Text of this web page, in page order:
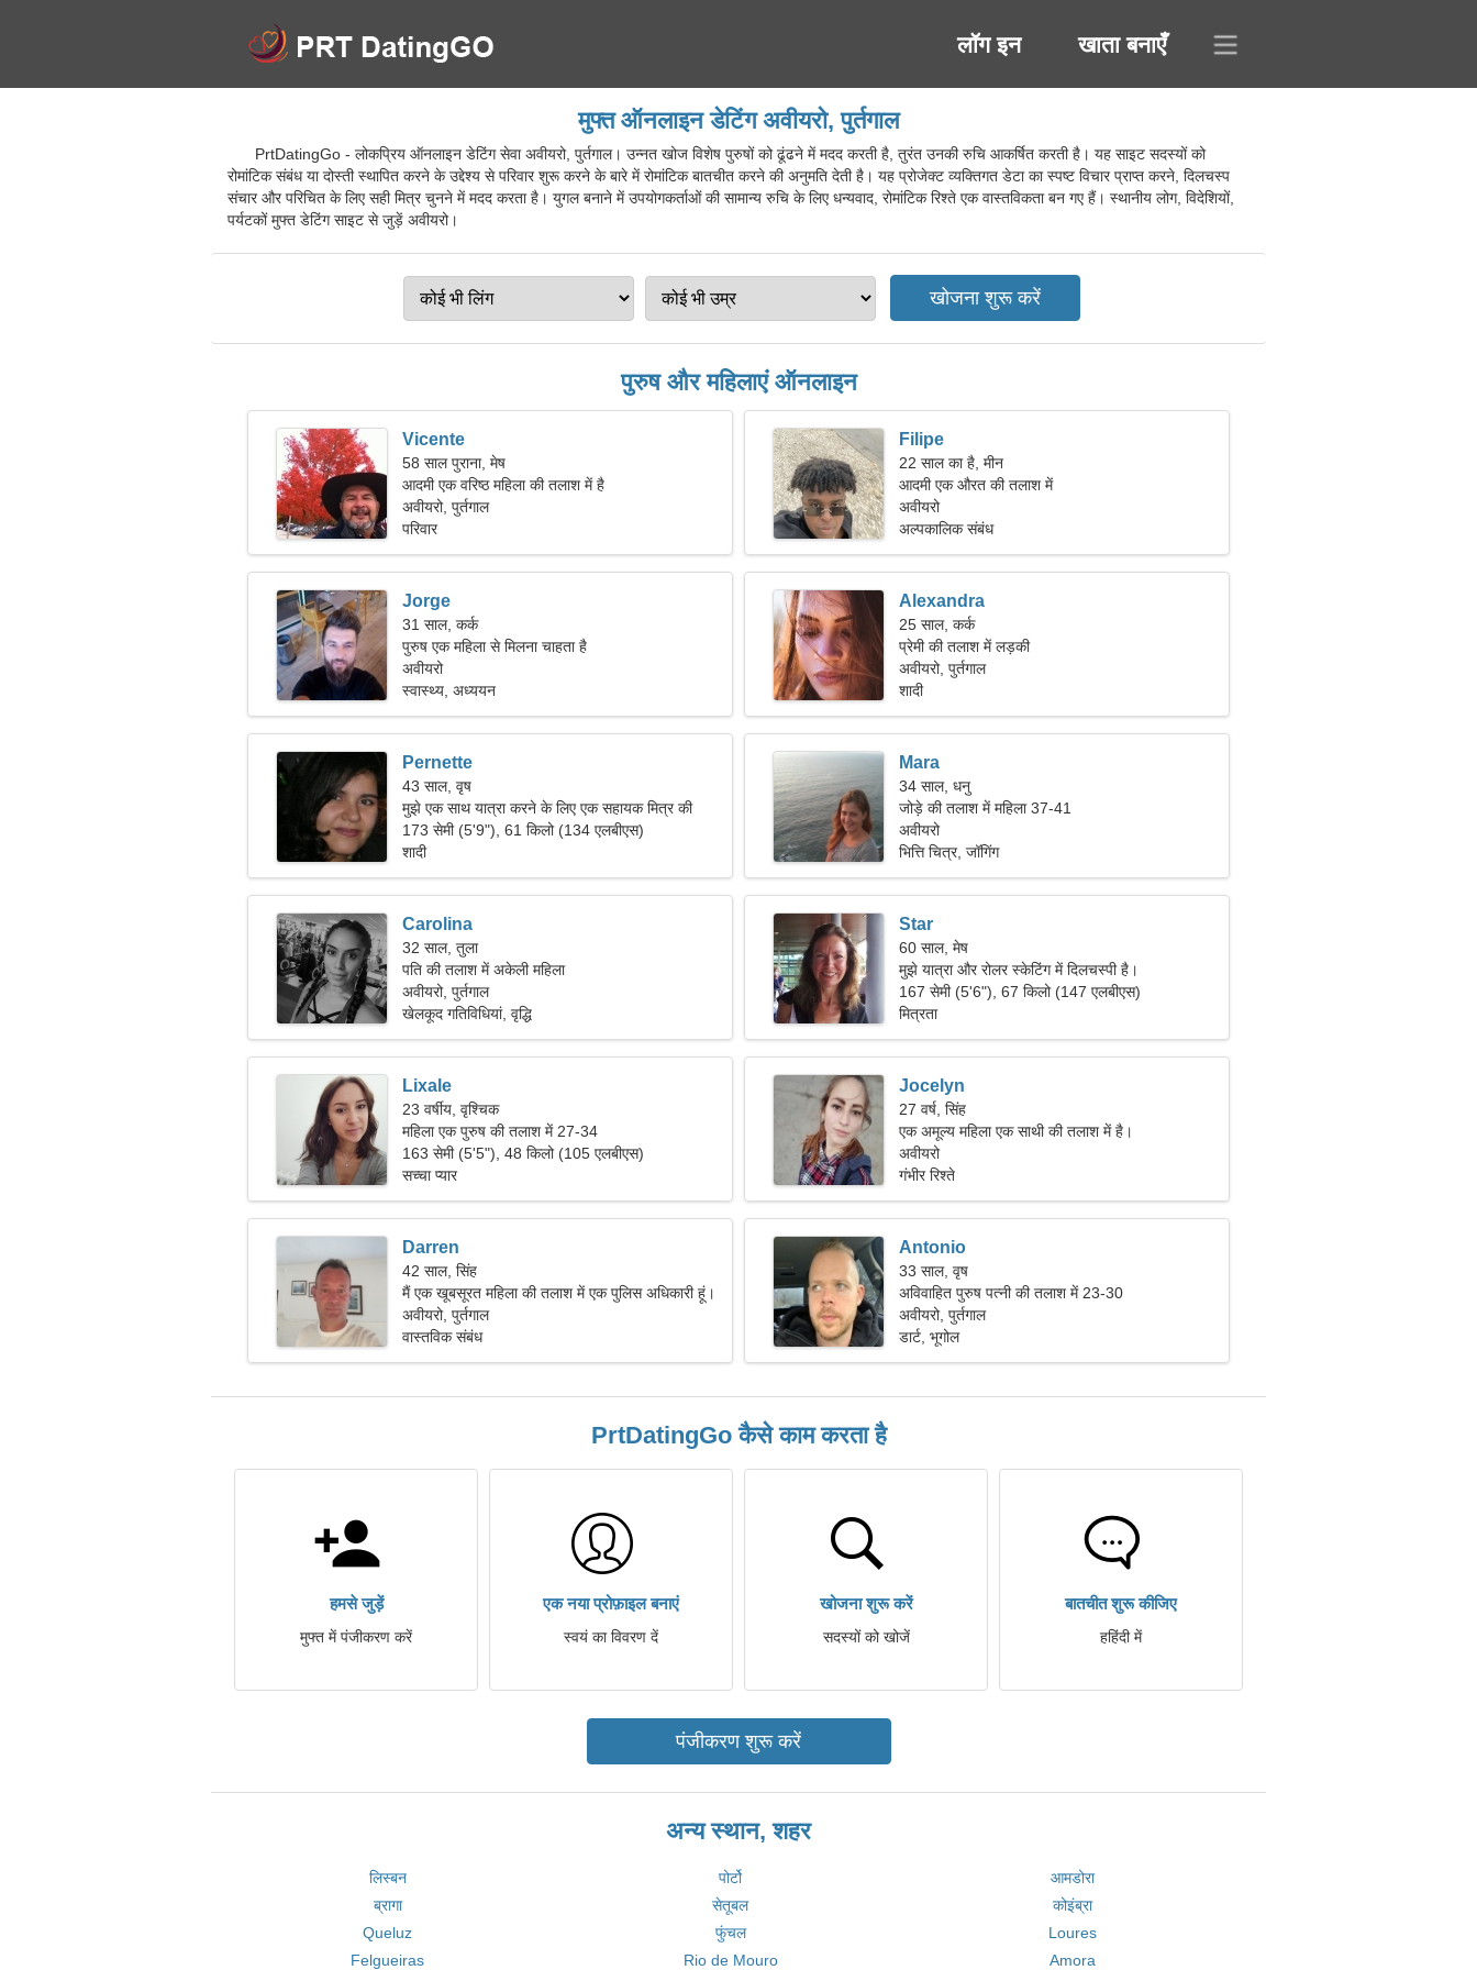
लॉग इन खाता बनाएँ
मुफ्त ऑनलाइन डेटिंग अवीयरो, पुर्तगाल
PrtDatingGo - लोकप्रिय ऑनलाइन डेटिंग सेवा अवीयरो, पुर्तगाल। उन्नत खोज विशेष पुरुषों को ढूंढने में मदद करती है, तुरंत उनकी रुचि आकर्षित करती है। यह साइट सदस्यों को
रोमांटिक संबंध या दोस्ती स्थापित करने के उद्देश्य से परिवार शुरू करने के बारे में रोमांटिक बातचीत करने की अनुमति देती है। यह प्रोजेक्ट व्यक्तिगत डेटा का स्पष्ट विचार प्राप्त करने, दिलचस्प
संचार और परिचित के लिए सही मित्र चुनने में मदद करता है। युगल बनाने में उपयोगकर्ताओं की सामान्य रुचि के लिए धन्यवाद, रोमांटिक रिश्ते एक वास्तविकता बन गए हैं। स्थानीय लोग, विदेशियों,
पर्यटकों मुफ्त डेटिंग साइट से जुड़ें अवीयरो।
पुरुष और महिलाएं ऑनलाइन
Vicente
58 साल पुराना, मेष
आदमी एक वरिष्ठ महिला की तलाश में है
अवीयरो, पुर्तगाल
परिवार
Filipe
22 साल का है, मीन
आदमी एक औरत की तलाश में
अवीयरो
अल्पकालिक संबंध
Jorge
31 साल, कर्क
पुरुष एक महिला से मिलना चाहता है
अवीयरो
स्वास्थ्य, अध्ययन
Alexandra
25 साल, कर्क
प्रेमी की तलाश में लड़की
अवीयरो, पुर्तगाल
शादी
Pernette
43 साल, वृष
मुझे एक साथ यात्रा करने के लिए एक सहायक मित्र की
आवश्यकता है।
173 सेमी (5'9"), 61 किलो (134 एलबीएस)
शादी
Mara
34 साल, धनु
जोड़े की तलाश में महिला 37-41
अवीयरो
भित्ति चित्र, जॉगिंग
Carolina
32 साल, तुला
पति की तलाश में अकेली महिला
अवीयरो, पुर्तगाल
खेलकूद गतिविधियां, वृद्धि
Star
60 साल, मेष
मुझे यात्रा और रोलर स्केटिंग में दिलचस्पी है।
167 सेमी (5'6"), 67 किलो (147 एलबीएस)
मित्रता
Lixale
23 वर्षीय, वृश्चिक
महिला एक पुरुष की तलाश में 27-34
163 सेमी (5'5"), 48 किलो (105 एलबीएस)
सच्चा प्यार
Jocelyn
27 वर्ष, सिंह
एक अमूल्य महिला एक साथी की तलाश में है।
अवीयरो
गंभीर रिश्ते
Darren
42 साल, सिंह
मैं एक खूबसूरत महिला की तलाश में एक पुलिस अधिकारी हूं।
अवीयरो, पुर्तगाल
वास्तविक संबंध
Antonio
33 साल, वृष
अविवाहित पुरुष पत्नी की तलाश में 23-30
अवीयरो, पुर्तगाल
डार्ट, भूगोल
PrtDatingGo कैसे काम करता है
हमसे जुड़ें
मुफ्त में पंजीकरण करें
एक नया प्रोफ़ाइल बनाएं
स्वयं का विवरण दें
खोजना शुरू करें
सदस्यों को खोजें
बातचीत शुरू कीजिए
हहिंदी में
पंजीकरण शुरू करें
अन्य स्थान, शहर
लिस्बन पोर्टो
आमडोरा
ब्रागा
सेतूबल
कोइंब्रा
Queluz
फुंचल
Loures
Felgueiras
Rio de Mouro Amora